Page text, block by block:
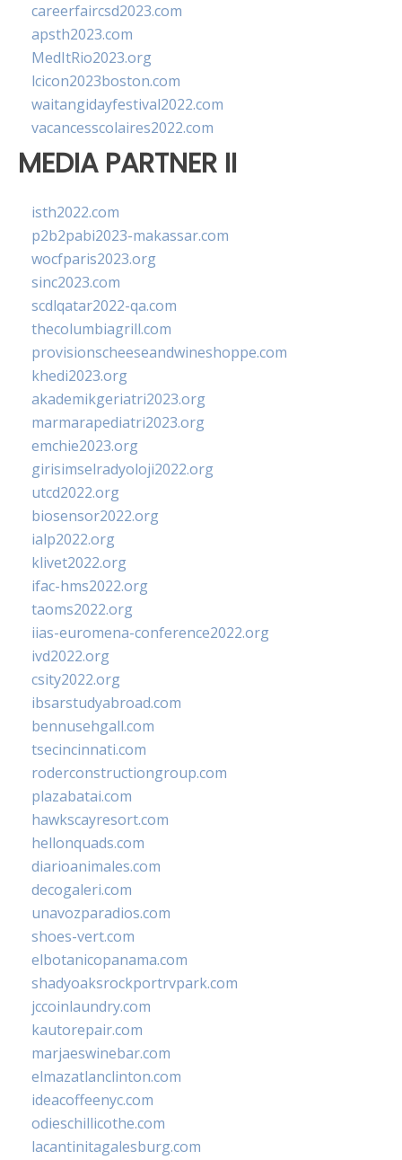
careerfaircsd2023.com
apsth2023.com
MedItRio2023.org
lcicon2023boston.com
waitangidayfestival2022.com
vacancesscolaires2022.com
MEDIA PARTNER II
isth2022.com
p2b2pabi2023-makassar.com
wocfparis2023.org
sinc2023.com
scdlqatar2022-qa.com
thecolumbiagrill.com
provisionscheeseandwineshoppe.com
khedi2023.org
akademikgeriatri2023.org
marmarapediatri2023.org
emchie2023.org
girisimselradyoloji2022.org
utcd2022.org
biosensor2022.org
ialp2022.org
klivet2022.org
ifac-hms2022.org
taoms2022.org
iias-euromena-conference2022.org
ivd2022.org
csity2022.org
ibsarstudyabroad.com
bennusehgall.com
tsecincinnati.com
roderconstructiongroup.com
plazabatai.com
hawkscayresort.com
hellonquads.com
diarioanimales.com
decogaleri.com
unavozparadios.com
shoes-vert.com
elbotanicopanama.com
shadyoaksrockportrvpark.com
jccoinlaundry.com
kautorepair.com
marjaeswinebar.com
elmazatlanclinton.com
ideacoffeenyc.com
odieschillicothe.com
lacantinitagalesburg.com